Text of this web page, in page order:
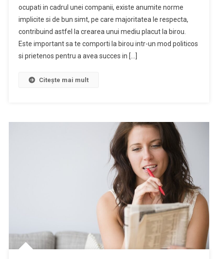
ocupati in cadrul unei companii, existe anumite norme
implicite si de bun simt, pe care majoritatea le respecta,
contribuind astfel la crearea unui mediu placut la birou.
Este important sa te comporti la birou intr-un mod politicos
si prietenos pentru a avea succes in […]
Citește mai mult